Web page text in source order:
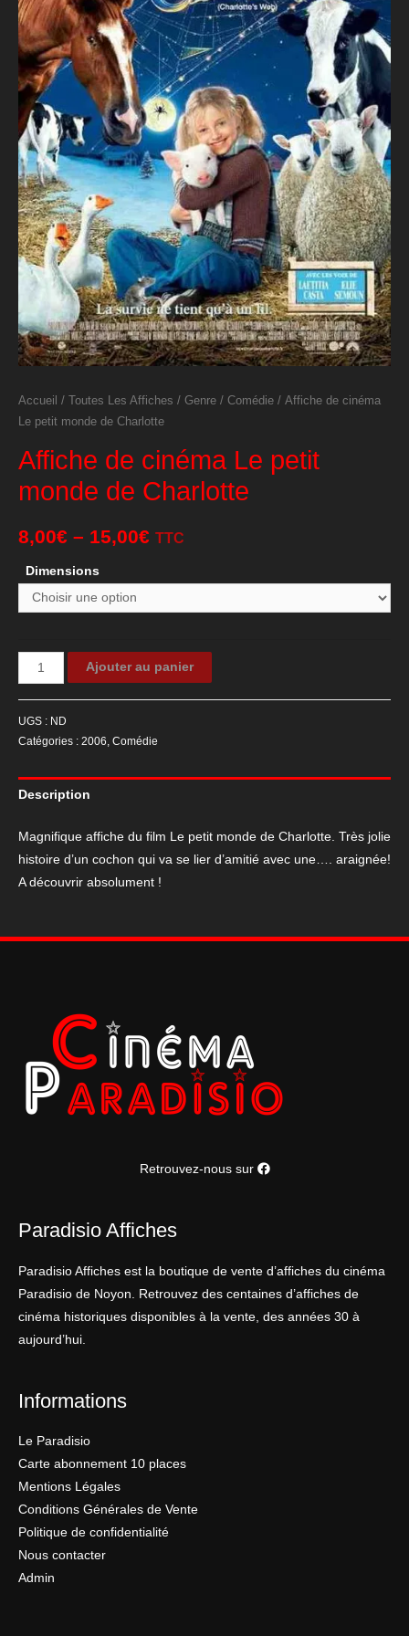
Accueil / Toutes Les Affiches / Genre / Comédie / Affiche de cinéma
Le petit monde de Charlotte
Affiche de cinéma Le petit
monde de Charlotte
8,00€ – 15,00€ TTC
Dimensions
quantité
de
Le
petit
de
Charlotte
Ajouter au panier
UGS : ND
Catégories : 2006, Comédie
Description
Magnifique affiche du film Le petit monde de Charlotte. Très jolie
histoire d’un cochon qui va se lier d’amitié avec une…. araignée!
A découvrir absolument !
Retrouvez-nous sur
Paradisio Affiches
Paradisio Affiches est la boutique de vente d’affiches du cinéma
Paradisio de Noyon. Retrouvez des centaines d’affiches de
cinéma historiques disponibles à la vente, des années 30 à
aujourd’hui.
Informations
Le Paradisio
Carte abonnement 10 places
Mentions Légales
Conditions Générales de Vente
Politique de confidentialité
Nous contacter
Admin